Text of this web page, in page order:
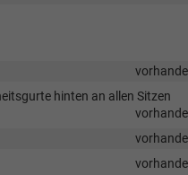
hinten an allen Sitzen